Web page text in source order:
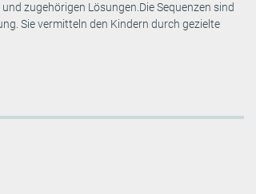
zugehörigen Lösungen.Die Sequenzen sind
Sie vermitteln den Kindern durch gezielte